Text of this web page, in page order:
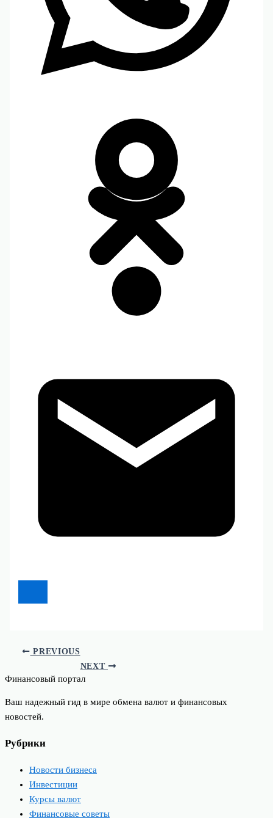
PREVIOUS
NEXT
Финансовый портал
Ваш надежный гид в мире обмена валют и финансовых
новостей.
Рубрики
Новости бизнеса
Инвестиции
Курсы валют
Финансовые советы